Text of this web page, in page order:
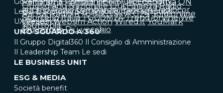
Legal & Sourcing Sustainability Tech adoption
UX Research
UNO SGUARDO A 360°
Il Gruppo Digital360 Il Consiglio di Amministrazione
Il Leadership Team Le sedi
LE BUSINESS UNIT
ESG & MEDIA
Società benefit
Quotidiano Nazionale Qui Finanza Radio
anch'io Radio Lombardia Radio24 Radiocor
Rai Rai Radio RTL 102.5 SkyTG24 Soldionline
Sportello Italia TGCOM24 Trend-online We
Wealth Websim Action Wired.it YouMark
Yourtopia
Più nuovo Più vecchio